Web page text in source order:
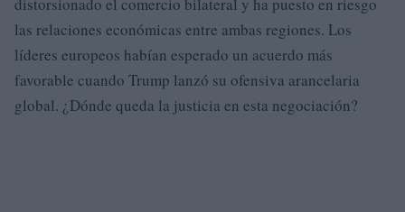
las relaciones económicas entre ambas regiones. Los
líderes europeos habían esperado un acuerdo más
favorable cuando Trump lanzó su ofensiva arancelaria
global. ¿Dónde queda la justicia en esta negociación?